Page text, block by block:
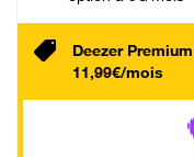
Deezer
11,99€/mois